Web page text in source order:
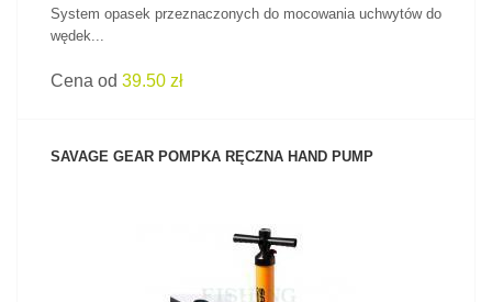
System opasek przeznaczonych do mocowania uchwytów do
wędek...
Cena od 39.50 zł
SAVAGE GEAR POMPKA RĘCZNA HAND PUMP
ZOBACZ PRODUKT